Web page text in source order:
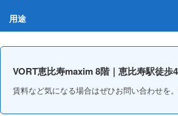
用途
VORT恵比寿maxim 8階｜恵比寿駅徒歩
賃料など気になる場合はぜひお問い合わせを